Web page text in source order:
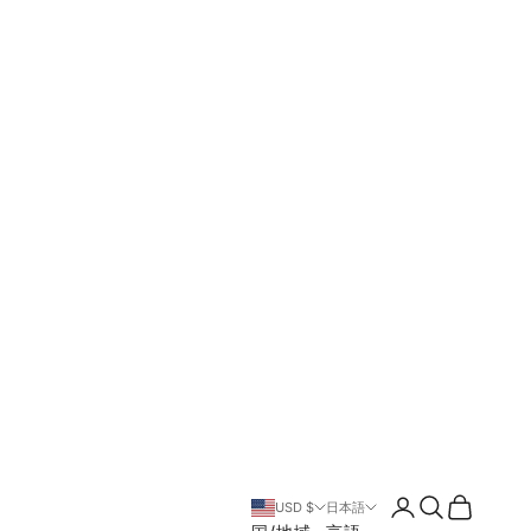
USD $ 日本語 ログイン
検索カート